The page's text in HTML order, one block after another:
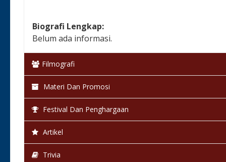
Biografi Lengkap:
Belum ada informasi.
Filmografi
Materi Dan Promosi
Festival Dan Penghargaan
Artikel
Trivia